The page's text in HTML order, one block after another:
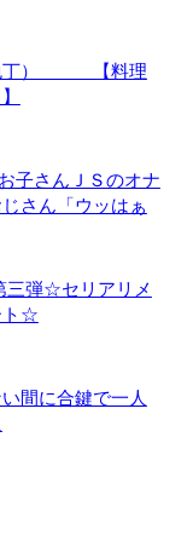
包丁） 【料理
子さんＪＳのオナ
さん「ウッはぁ
三弾☆セリアリメ
ト☆
間に合鍵で一人